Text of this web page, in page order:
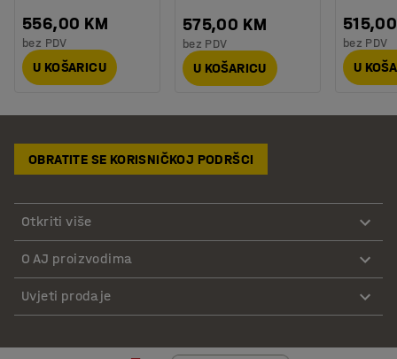
556,00 KM
bez PDV
U KOŠARICU
575,00 KM
bez PDV
U KOŠARICU
bez PDV
U
OBRATITE SE KORISNIČKOJ PODRŠCI
Otkriti više
O AJ proizvodima
Uvjeti prodaje